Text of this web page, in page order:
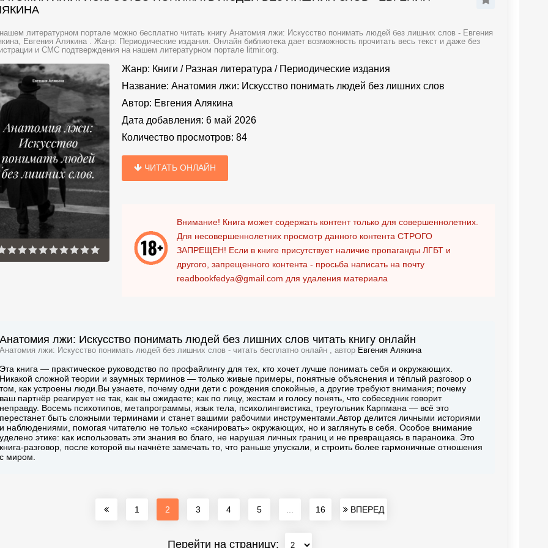
литературном портале можно бесплатно читать книгу Анатомия лжи: Искусство понимать людей без лишних слов - Евгения
Евгения Алякина . Жанр: Периодические издания. Онлайн библиотека дает возможность прочитать весь текст и даже без
и СМС подтверждения на нашем литературном портале litmir.org.
Жанр: Книги / Разная литература / Периодические издания
Название: Анатомия лжи: Искусство понимать людей без лишних слов
Автор: Евгения Алякина
Дата добавления: 6 май 2026
Количество просмотров: 84
ЧИТАТЬ ОНЛАЙН
Внимание! Книга может содержать контент только для совершеннолетних.
Для несовершеннолетних просмотр данного контента СТРОГО
ЗАПРЕЩЕН! Если в книге присутствует наличие пропаганды ЛГБТ и
другого, запрещенного контента - просьба написать на почту
readbookfedya@gmail.com для удаления материала
Анатомия лжи: Искусство понимать людей без лишних слов читать книгу онлайн
Анатомия лжи: Искусство понимать людей без лишних слов - читать бесплатно онлайн , автор Евгения Алякина
Эта книга — практическое руководство по профайлингу для тех, кто хочет лучше понимать себя и окружающих.
Никакой сложной теории и заумных терминов — только живые примеры, понятные объяснения и тёплый разговор о
том, как устроены люди.Вы узнаете, почему одни дети с рождения спокойные, а другие требуют внимания; почему
ваш партнёр реагирует не так, как вы ожидаете; как по лицу, жестам и голосу понять, что собеседник говорит
неправду. Восемь психотипов, метапрограммы, язык тела, психолингвистика, треугольник Карпмана — всё это
перестанет быть сложными терминами и станет вашими рабочими инструментами.Автор делится личными историями
и наблюдениями, помогая читателю не только «сканировать» окружающих, но и заглянуть в себя. Особое внимание
уделено этике: как использовать эти знания во благо, не нарушая личных границ и не превращаясь в параноика. Это
книга-разговор, после которой вы начнёте замечать то, что раньше упускали, и строить более гармоничные отношения
с миром.
1 2 3 4 5 16 ВПЕРЕД
Перейти на страницу: